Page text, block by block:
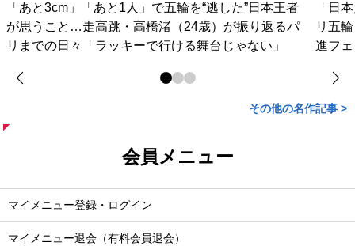
「あと3cm」「あと1人」で五輪を“逃した”日本王者
が思うこと…走高跳・高橋渚（24歳）が振り返るパ
リまでの日々「ラッキーで行ける舞台じゃない」
「日
リ五
進フ
その他の名作記事 >
会員メニュー
マイメニュー登録・ログイン
マイメニュー退会（有料会員退会）